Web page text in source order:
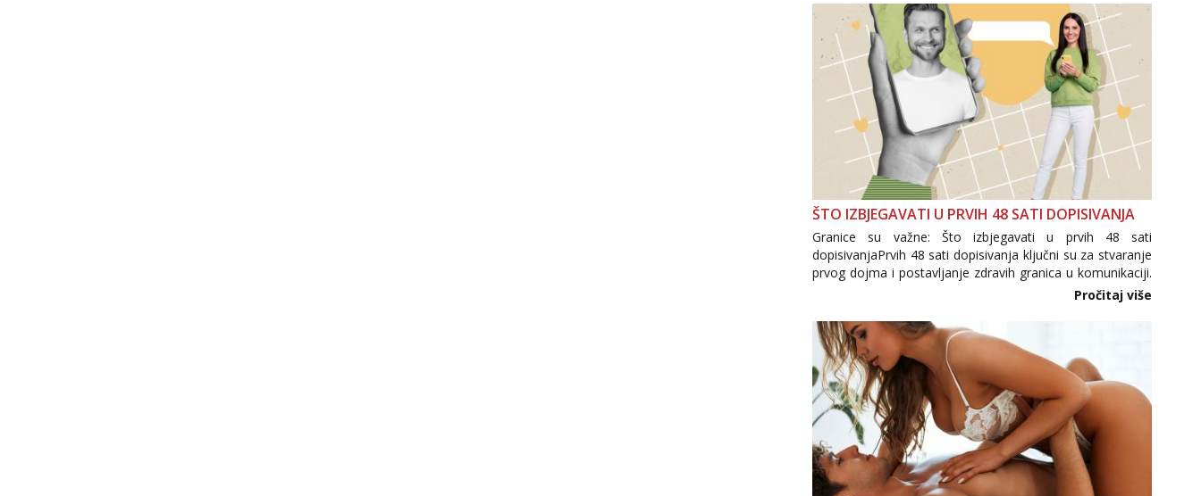
ŠTO IZBJEGAVATI U PRVIH 48 SATI DOPISIVANJA
Granice su važne: Što izbjegavati u prvih 48 sati
dopisivanjaPrvih 48 sati dopisivanja ključni su za stvaranje
prvog dojma i postavljanje zdravih granica u komunikaciji.
Važno je izbjeći prebrzo otkrivanje osobnih ili intimnih
informacija, jer nepoznata osoba još nije zaslužila to
povjerenje. Takođe...
Pročitaj više